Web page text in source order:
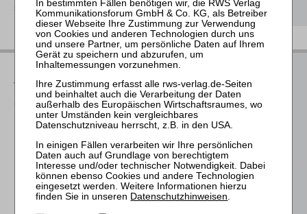
seminar@rws-verlag.de
Das bieten Ihnen unsere
Veranstaltungen
Für alle Endgeräte kompatible und browserbasierte
Individuelle Assistenz bis zur Einwahl und Verbindung mit
unserem Online-Seminar
Hochwertige Unterlagen für die Teilnahme, ideal auch zum
späteren Nachschlagen
Datenschutzhinweisen